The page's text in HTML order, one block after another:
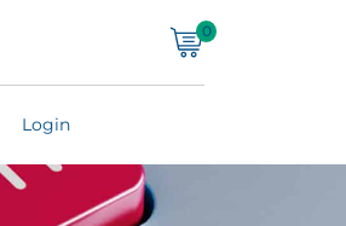
0
Login